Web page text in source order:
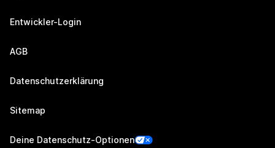
Entwickler-Login
AGB
Datenschutzerklärung
Sitemap
Deine Datenschutz-Optionen